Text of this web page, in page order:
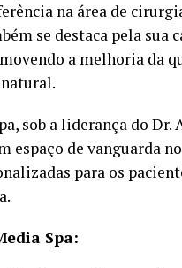
na área de
se destaca pela sua
a melhoria da
sob a liderança do
espaço de vanguarda
para os
Spa: